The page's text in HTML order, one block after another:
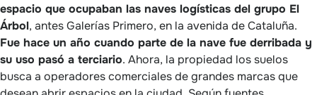
espacio que ocupaban las naves logísticas del grupo El
Árbol, antes Galerías Primero, en la avenida de Cataluña.
Fue hace un año cuando parte de la nave fue derribada y
su uso pasó a terciario. Ahora, la propiedad los suelos
busca a operadores comerciales de grandes marcas que